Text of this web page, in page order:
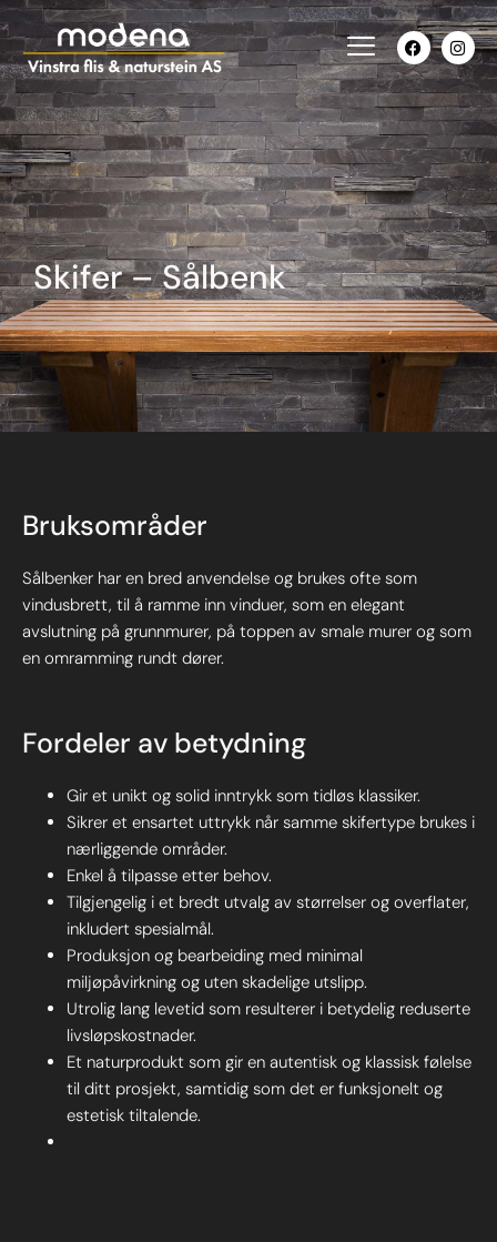
Skifer – Sålbenk
Bruksområder
Sålbenker har en bred anvendelse og brukes ofte som
vindusbrett, til å ramme inn vinduer, som en elegant
avslutning på grunnmurer, på toppen av smale murer og som
en omramming rundt dører.
Fordeler av betydning
Gir et unikt og solid inntrykk som tidløs klassiker.
Sikrer et ensartet uttrykk når samme skifertype brukes i
nærliggende områder.
Enkel å tilpasse etter behov.
Tilgjengelig i et bredt utvalg av størrelser og overflater,
inkludert spesialmål.
Produksjon og bearbeiding med minimal
miljøpåvirkning og uten skadelige utslipp.
Utrolig lang levetid som resulterer i betydelig reduserte
livsløpskostnader.
Et naturprodukt som gir en autentisk og klassisk følelse
til ditt prosjekt, samtidig som det er funksjonelt og
estetisk tiltalende.